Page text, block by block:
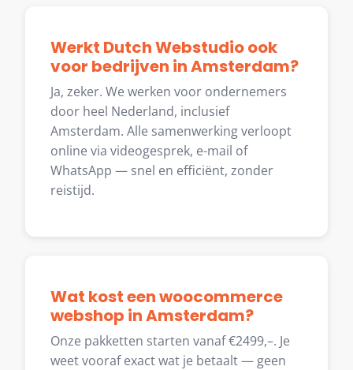
Werkt Dutch Webstudio ook
voor bedrijven in Amsterdam?
Ja, zeker. We werken voor ondernemers
door heel Nederland, inclusief
Amsterdam. Alle samenwerking verloopt
online via videogesprek, e-mail of
WhatsApp — snel en efficiënt, zonder
reistijd.
Wat kost een woocommerce
webshop in Amsterdam?
Onze pakketten starten vanaf €2499,–. Je
weet vooraf exact wat je betaalt — geen